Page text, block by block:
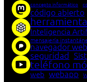
concepto informático
código abierto
herramienta
Inteligencia
mensajería
navegador web
seguridad
teléfono
web webapp